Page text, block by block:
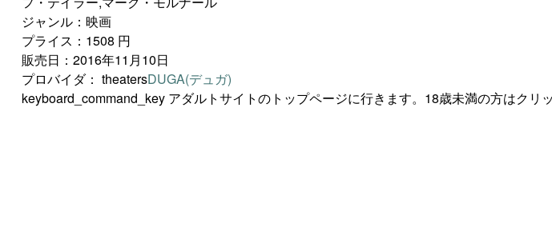
ジャンル：映画
プライス：1508 円
販売日：2016年11月10日
プロバイダ： theatersDUGA(デュガ)
keyboard_command_keyアダルトサイトのトップページに行きます。18歳未満の方はクリ